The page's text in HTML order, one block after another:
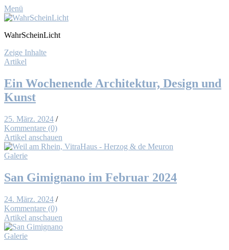
Menü
WahrScheinLicht
Zeige Inhalte
Artikel
Ein Wo­chen­en­de Ar­chi­tek­tur, De­sign und
Kunst
25. März. 2024 /
Kommentare (0)
Artikel anschauen
Galerie
San Gi­migna­no im Fe­bru­ar 2024
24. März. 2024 /
Kommentare (0)
Artikel anschauen
Galerie